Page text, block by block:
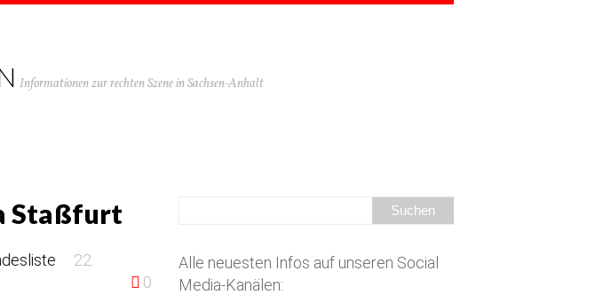
Informationen zur rechten Szene in Sachsen-Anhalt
Staßfurt
22.
0
Alle neuesten Infos auf unseren Social
Media-Kanälen: